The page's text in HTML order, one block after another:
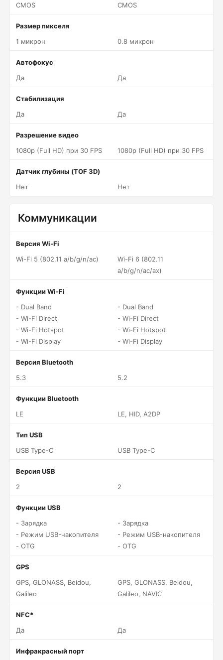
CMOS CMOS
Размер пикселя
1 микрон
0.8 микрон
Автофокус
Да
Да
Стабилизация
Да
Да
Разрешение видео
1080p (Full HD) при 30 FPS
1080p (Full HD) при 30 FPS
Датчик глубины (TOF 3D)
Нет
Нет
Коммуникации
Версия Wi-Fi
Wi-Fi 5 (802.11 a/b/g/n/ac)
Wi-Fi 6 (802.11
a/b/g/n/ac/ax)
Функции Wi-Fi
- Dual Band
- Wi-Fi Direct
- Wi-Fi Hotspot
- Wi-Fi Display
- Dual Band
- Wi-Fi Direct
- Wi-Fi Hotspot
- Wi-Fi Display
Версия Bluetooth
5.3
5.2
Функции Bluetooth
LE
LE, HID, A2DP
Тип USB
USB Type-C
USB Type-C
Версия USB
2
2
Функции USB
- Зарядка
- Режим USB-накопителя
- OTG
- Зарядка
- Режим USB-накопителя
- OTG
GPS
GPS, GLONASS, Beidou,
Galileo
GPS, GLONASS, Beidou,
Galileo, NAVIC
NFC*
Да
Да
Инфракрасный порт